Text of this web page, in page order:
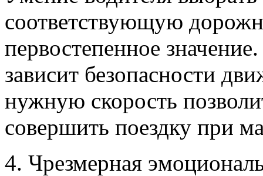
соответствующую
первостепенное
зависит безопасности
нужную скорость
совершить поездку при
4. Чрезмерная